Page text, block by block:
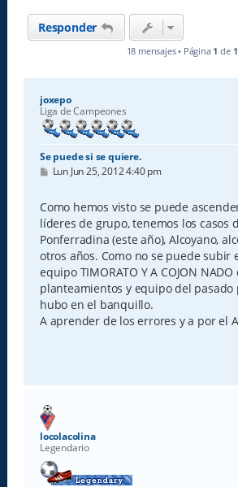
Responder
18 mensajes • Página 1 de 1
joxepo
Liga de Campeones
Se puede si se quiere.
M
s
a
j
e
Lun Jun 25, 2012 4:40 pm
Como hemos visto se puede
líderes de grupo, tenemos los casos
Ponferradina (este año), Alcoyano,
otros años. Como no se puede subir
equipo TIMORATO Y A COJON
planteamientos y equipo del pasado
hubo en el banquillo.
A aprender de los errores y a por el
locolacolina
Legendario